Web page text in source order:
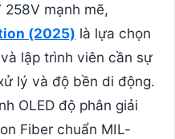
258V mạnh mẽ,
(2025) là lựa chọn
lập trình viên cần sự
lý và độ bền di động.
OLED độ phân giải
Fiber chuẩn MIL-